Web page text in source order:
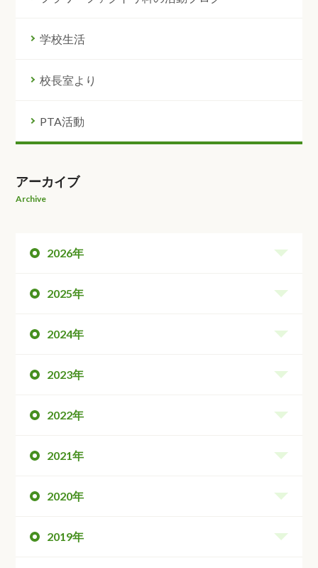
学校生活
校長室より
PTA活動
アーカイブ
Archive
2026年
2025年
2024年
2023年
2022年
2021年
2020年
2019年